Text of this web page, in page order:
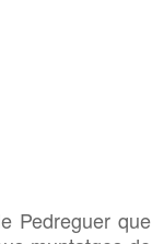
Pedreguer que